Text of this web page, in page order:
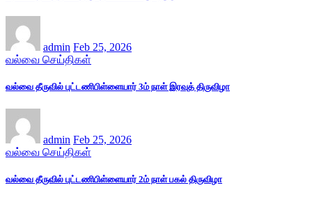
admin Feb 25, 2026
வல்வை செய்திகள்
வல்வை தீருவில் புட்டணிபிள்ளையார் 3ம் நாள் இரவுத் திருவிழா
admin Feb 25, 2026
வல்வை செய்திகள்
வல்வை தீருவில் புட்டணிபிள்ளையார் 2ம் நாள் பகல் திருவிழா